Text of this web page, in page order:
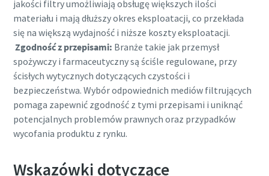
jakości filtry umożliwiają obsługę większych ilości
materiału i mają dłuższy okres eksploatacji, co przekłada
się na większą wydajność i niższe koszty eksploatacji.
Zgodność z przepisami: Branże takie jak przemysł
spożywczy i farmaceutyczny są ściśle regulowane, przy
ścisłych wytycznych dotyczących czystości i
bezpieczeństwa. Wybór odpowiednich mediów filtrujących
pomaga zapewnić zgodność z tymi przepisami i uniknąć
potencjalnych problemów prawnych oraz przypadków
wycofania produktu z rynku.
Wskazówki dotyczące